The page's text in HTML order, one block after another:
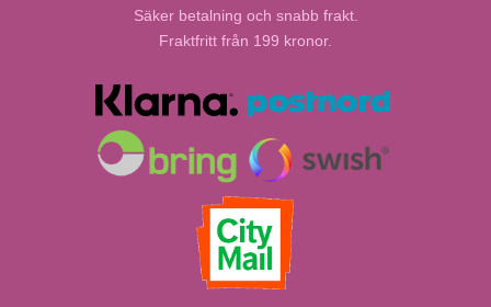
Säker betalning och snabb frakt.
Fraktfritt från 199 kronor.